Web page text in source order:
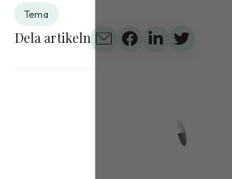
Tema
Dela artikeln